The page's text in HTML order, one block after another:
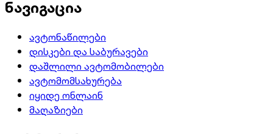
ნავიგაცია
ავტონაწილები
დისკები და საბურავები
დაშლილი ავტომობილები
ავტომომსახურება
იყიდე ონლაინ
მაღაზიები